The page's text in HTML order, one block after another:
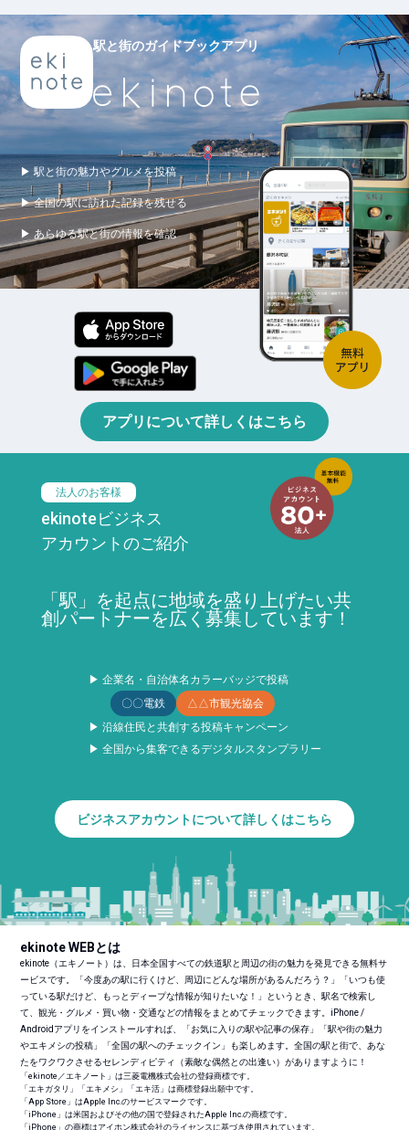
駅と街のガイドブックアプリ
▶ 駅と街の魅力やグルメを投稿
▶ 全国の駅に訪れた記録を残せる
▶ あらゆる駅と街の情報を確認
アプリについて詳しくはこちら
法人のお客様
ekinoteビジネス
アカウントのご紹介
「駅」を起点に地域を盛り上げたい共
創パートナーを広く募集しています！
▶ 企業名・自治体名カラーバッジで投稿
〇〇電鉄
△△市観光協会
▶ 沿線住民と共創する投稿キャンペーン
▶ 全国から集客できるデジタルスタンプラリー
ビジネスアカウントについて詳しくはこちら
ekinote WEBとは
ekinote（エキノート）は、日本全国すべての鉄道駅と周辺の街の魅力を発見できる無料サ
ービスです。「今度あの駅に行くけど、周辺にどんな場所があるんだろう？」「いつも使
っている駅だけど、もっとディープな情報が知りたいな！」というとき、駅名で検索し
て、観光・グルメ・買い物・交通などの情報をまとめてチェックできます。iPhone /
Androidアプリをインストールすれば、「お気に入りの駅や記事の保存」「駅や街の魅力
やエキメシの投稿」「全国の駅へのチェックイン」も楽しめます。全国の駅と街で、あな
たをワクワクさせるセレンディピティ（素敵な偶然との出逢い）がありますように！
「ekinote／エキノート」は三菱電機株式会社の登録商標です。
「エキガタリ」「エキメシ」「エキ活」は商標登録出願中です。
「App Store」はApple Inc.のサービスマークです。
「iPhone」は米国およびその他の国で登録されたApple Inc.の商標です。
「iPhone」の商標はアイホン株式会社のライセンスに基づき使用されています。